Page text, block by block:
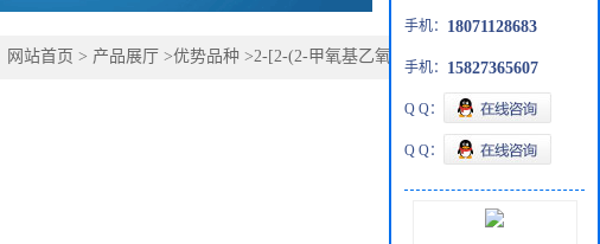
网站首页 > 产品展厅 >优势品种 >2-[2-(2-甲氧基乙氧基)乙氧基]乙酸
手机： 18071128683
手机： 15827365607
Q Q：
Q Q：